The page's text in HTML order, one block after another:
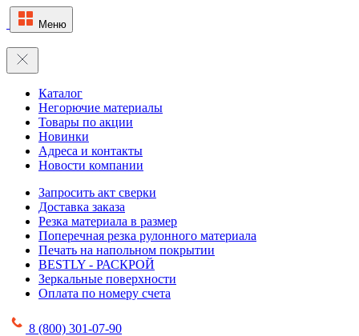
Меню
Каталог
Негорючие материалы
Товары по акции
Новинки
Адреса и контакты
Новости компании
Запросить акт сверки
Доставка заказа
Резка материала в размер
Поперечная резка рулонного материала
Печать на напольном покрытии
BESTLY - РАСКРОЙ
Зеркальные поверхности
Оплата по номеру счета
8 (800) 301-07-90